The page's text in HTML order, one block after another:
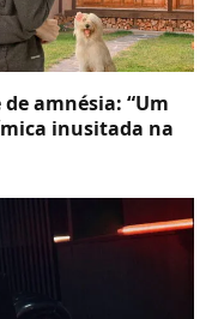
amnésia: “Um
inusitada na